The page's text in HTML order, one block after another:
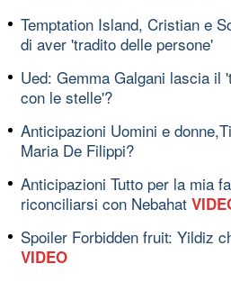
Temptation Island, Cristian e
di aver 'tradito delle persone'
Ued: Gemma Galgani lascia il
con le stelle'?
Anticipazioni Uomini e
Maria De Filippi?
Anticipazioni Tutto per la mia
riconciliarsi con Nebahat
Spoiler Forbidden fruit: Yildiz
VIDEO